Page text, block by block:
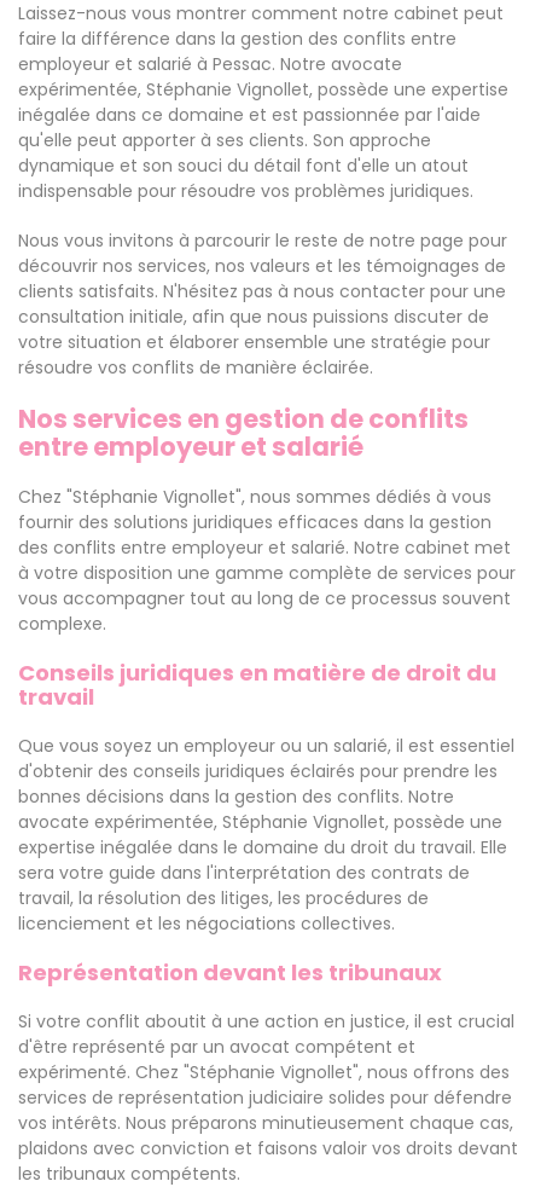
Laissez-nous vous montrer comment notre cabinet peut
faire la différence dans la gestion des conflits entre
employeur et salarié à Pessac. Notre avocate
expérimentée, Stéphanie Vignollet, possède une expertise
inégalée dans ce domaine et est passionnée par l'aide
qu'elle peut apporter à ses clients. Son approche
dynamique et son souci du détail font d'elle un atout
indispensable pour résoudre vos problèmes juridiques.
Nous vous invitons à parcourir le reste de notre page pour
découvrir nos services, nos valeurs et les témoignages de
clients satisfaits. N'hésitez pas à nous contacter pour une
consultation initiale, afin que nous puissions discuter de
votre situation et élaborer ensemble une stratégie pour
résoudre vos conflits de manière éclairée.
Nos services en gestion de conflits
entre employeur et salarié
Chez "Stéphanie Vignollet", nous sommes dédiés à vous
fournir des solutions juridiques efficaces dans la gestion
des conflits entre employeur et salarié. Notre cabinet met
à votre disposition une gamme complète de services pour
vous accompagner tout au long de ce processus souvent
complexe.
Conseils juridiques en matière de droit du
travail
Que vous soyez un employeur ou un salarié, il est essentiel
d'obtenir des conseils juridiques éclairés pour prendre les
bonnes décisions dans la gestion des conflits. Notre
avocate expérimentée, Stéphanie Vignollet, possède une
expertise inégalée dans le domaine du droit du travail. Elle
sera votre guide dans l'interprétation des contrats de
travail, la résolution des litiges, les procédures de
licenciement et les négociations collectives.
Représentation devant les tribunaux
Si votre conflit aboutit à une action en justice, il est crucial
d'être représenté par un avocat compétent et
expérimenté. Chez "Stéphanie Vignollet", nous offrons des
services de représentation judiciaire solides pour défendre
vos intérêts. Nous préparons minutieusement chaque cas,
plaidons avec conviction et faisons valoir vos droits devant
les tribunaux compétents.